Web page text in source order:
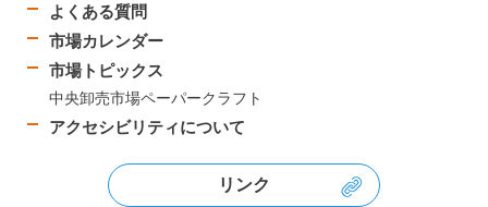
よくある質問
市場カレンダー
市場トピックス
中央卸売市場ペーパークラフト
アクセシビリティについて
リンク